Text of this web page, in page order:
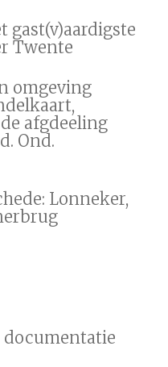
gast(v)aardigste
Twente
omgeving
afgdeeling
Ond.
Lonneker,
documentatie